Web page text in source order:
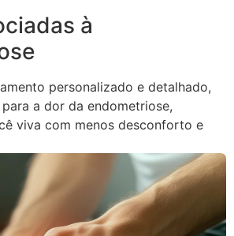
à
personalizado e detalhado,
a dor da endometriose,
viva com menos desconforto e